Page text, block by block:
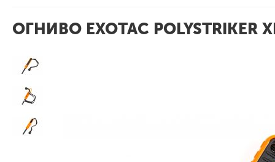
ОГНИВО EXOTAC POLYSTRIKER